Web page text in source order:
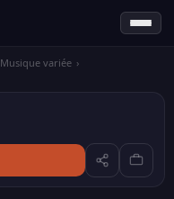
Musique variée ›